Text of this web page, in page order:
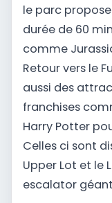
le parc
durée de 60
comme
Retour vers le
aussi des
franchises
Harry Potter
Celles ci sont
Upper Lot et le
escalator